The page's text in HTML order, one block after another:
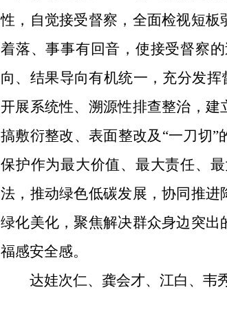
性，自觉接受督察，全面检视短
着落、事事有回音，使接受督察
向、结果导向有机统一，充分发
开展系统性、溯源性排查整治，
搞敷衍整改、表面整改及“一刀切
保护作为最大价值、最大责任、
法，推动绿色低碳发展，协同推
绿化美化，聚焦解决群众身边突
福感安全感。
达娃次仁、龚会才、江白、韦